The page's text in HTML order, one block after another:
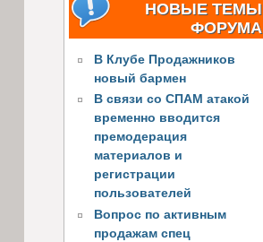
НОВЫЕ ТЕМЫ
ФОРУМА
В Клубе Продажников
новый бармен
В связи со СПАМ атакой
временно вводится
премодерация
материалов и
регистрации
пользователей
Вопрос по активным
продажам спец